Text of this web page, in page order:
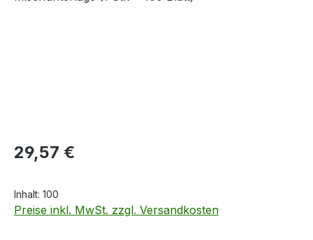
Regulärer Preis:
29,57 €
Inhalt: 100
Preise inkl. MwSt. zzgl. Versandkosten